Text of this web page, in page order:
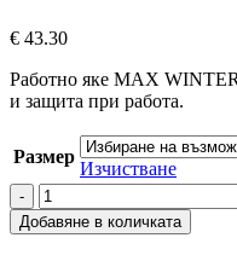
€ 43.30
Работно яке MAX
и защита при работа.
Размер
Изчистване
количество
за
Работно
Добавяне в количката